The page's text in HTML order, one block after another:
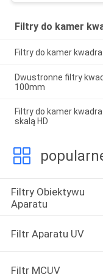
Filtry do kamer
Filtry do kamer
Dwustronne filtry
100mm
Filtry do kamer
skalą HD
Filtry Obiektywu
Aparatu
Filtr Aparatu UV
Filtr MCUV